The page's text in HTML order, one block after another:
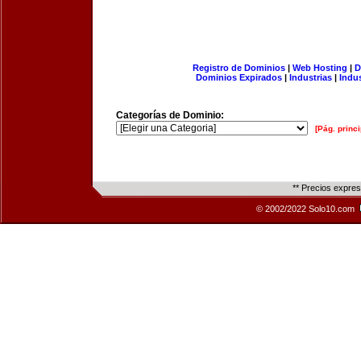
Registro de Dominios| Web Hosting |
Dominios Expirados | Industrias |
Categorías de Dominio:
[Pág.
** Precios
© 2002/2022 Solo10.com